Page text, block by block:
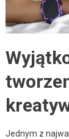
Jednym z